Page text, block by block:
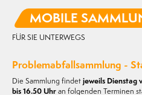
MOBILE
FÜR SIE UNTERWEGS
Problemabfallsammlung -
Die Sammlung findet jeweils Dienstag
bis 16.50 Uhr an folgenden Terminen